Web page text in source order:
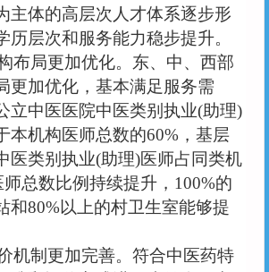
注册
企业 艺术人才 特殊群众
主体的高层次人才体系逐步形
历层次和服务能力稳步提升。
局更加优化。东、中、西部
更加优化，基本满足服务需
立中医医院中医类别执业(助理)
本机构医师总数的60%，基层
医类别执业(助理)医师占同类机
总数比例持续提升，100%的
和80%以上的村卫生室能够提
制更加完善。符合中医药特